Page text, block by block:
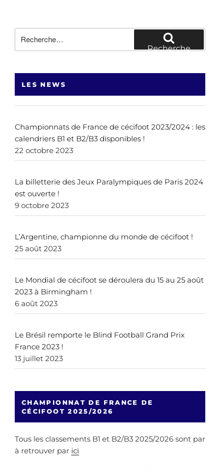
pour
Recherche
LES NEWS
Championnats de France de cécifoot 2023/2024 : les
calendriers B1 et B2/B3 disponibles !
22 octobre 2023
La billetterie des Jeux Paralympiques de Paris 2024
est ouverte !
9 octobre 2023
L’Argentine, championne du monde de cécifoot !
25 août 2023
Le Mondial de cécifoot se déroulera du 15 au 25 août
2023 à Birmingham !
6 août 2023
Le Brésil remporte le Blind Football Grand Prix
France 2023 !
13 juillet 2023
CHAMPIONNAT DE FRANCE DE
CÉCIFOOT 2025/2026
Tous les classements B1 et B2/B3 2025/2026 sont par
à retrouver par ici